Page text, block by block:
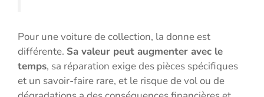
Pour une voiture de collection, la donne est
différente. Sa valeur peut augmenter avec le
temps, sa réparation exige des pièces spécifiques
et un savoir-faire rare, et le risque de vol ou de